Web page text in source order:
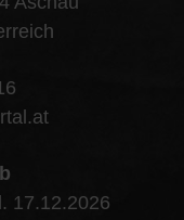
17.12.2026